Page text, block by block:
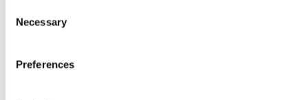
Selection
Necessary
Preferences